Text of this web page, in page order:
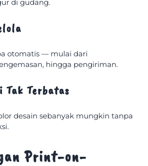
di gudang.
otomatis — mulai dari
hingga pengiriman.
Tak Terbatas
desain sebanyak mungkin tanpa
Print-on-